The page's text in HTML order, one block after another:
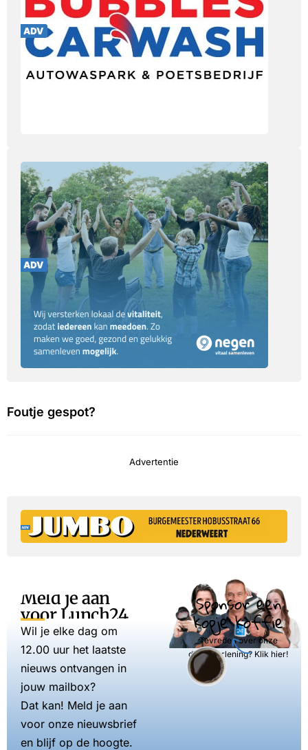
Foutje gespot?
Advertentie
Meld je aan
voor Lunch24
Wil je elke dag om
12.00 uur het laatste
nieuws ontvangen in
jouw mailbox?
Dat kan! Meld je aan
voor onze nieuwsbrief
en blijf op de hoogte.
Sponsor een
kopje koffie
Tevreden over onze
dienstverlening? Klik hier!